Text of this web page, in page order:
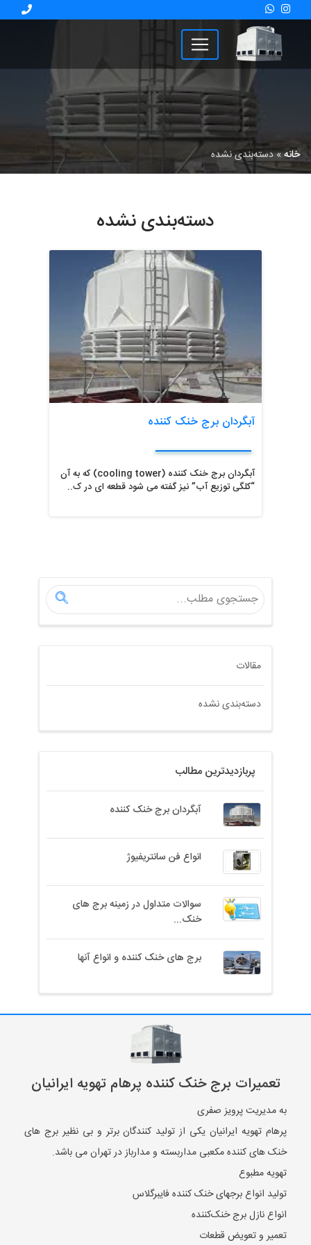
خانه»دسته‌بندی نشده
مقالات
دسته‌بندی نشده
پربازدیدترین مطالب
آبگردان برج خنک کننده
انواع فن سانتریفیوژ
سوالات متداول در زمینه برج های
خنک...
برج های خنک کننده و انواع آنها
دسته‌بندی نشده
آبگردان برج خنک کننده
آبگردان برج خنک کننده (cooling tower) که به آن
“کلگی توزیع آب” نیز گفته می شود قطعه ای در ک..
تعمیرات برج خنک کننده پرهام تهویه ایرانیان
به مدیریت پرویز صفری
پرهام تهویه ایرانیان یکی از تولید کنندگان برتر و بی نظیر برج های
خنک های کننده مکعبی مداربسته و مدارباز در تهران می باشد.
تهویه مطبوع
تولید انواع برجهای خنک کننده فایبرگلاس
انواع نازل برج خنک‌کننده
تعمیر و تعویض قطعات